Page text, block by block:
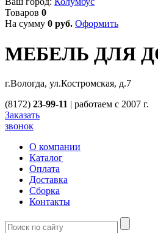
Товаров 0
На сумму 0 руб. Оформить
МЕБЕЛЬ ДЛЯ
г.Вологда, ул.Костромская, д.7
(8172) 23-99-11 | работаем с 2007 г.
Заказать
звонок
О компании
Каталог
Оплата
Доставка
Сборка
Контакты